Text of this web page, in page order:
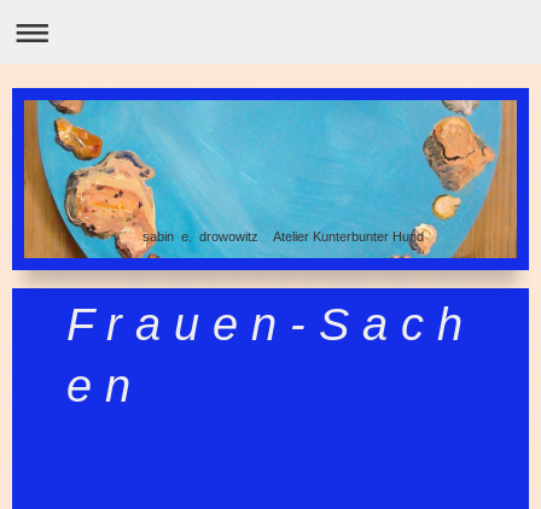
sabin e. drowowitz Atelier Kunterbunter Hund
F r a u e n - S a c h
e n